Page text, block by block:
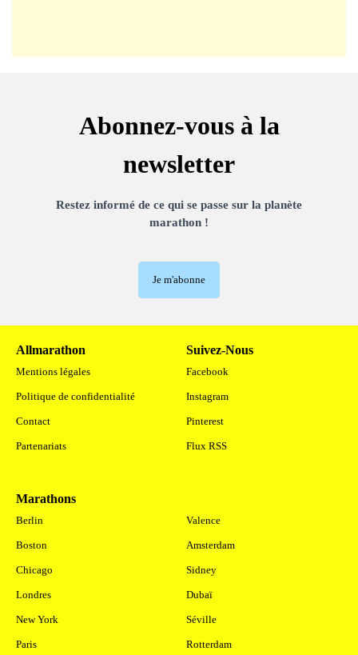
Abonnez-vous à la
newsletter
Restez informé de ce qui se passe sur la planète
marathon !
Je m'abonne
Allmarathon
Mentions légales
Politique de confidentialité
Contact
Partenariats
Suivez-Nous
Facebook
Instagram
Pinterest
Flux RSS
Marathons
Berlin
Boston
Chicago
Londres
New York
Paris
Valence
Amsterdam
Sidney
Dubaï
Séville
Rotterdam